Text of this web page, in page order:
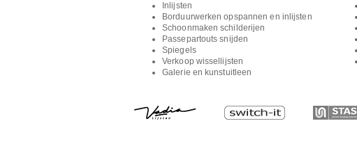
Inlijsten
Borduurwerken opspannen en inlijsten
Schoonmaken schilderijen
Passepartouts snijden
Spiegels
Verkoop wissellijsten
Galerie en kunstuitleen